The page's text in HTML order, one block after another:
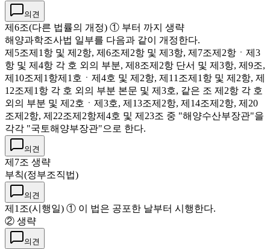
의견
제6조(다른 법률의 개정) ① 부터 까지 생략
해양과학조사법 일부를 다음과 같이 개정한다.
제5조제1항 및 제2항, 제6조제2항 및 제3항, 제7조제2항ㆍ제3
항 및 제4항 각 호 외의 부분, 제8조제2항 단서 및 제3항, 제9조,
제10조제1항제1호ㆍ제4호 및 제2항, 제11조제1항 및 제2항, 제
12조제1항 각 호 외의 부분 본문 및 제3호, 같은 조 제2항 각 호
외의 부분 및 제2호ㆍ제3호, 제13조제2항, 제14조제2항, 제20
조제2항, 제22조제2항제4호 및 제23조 중 "해양수산부장관"을
각각 "국토해양부장관"으로 한다.
의견
제7조 생략
부칙(정부조직법)
의견
제1조(시행일) ① 이 법은 공포한 날부터 시행한다.
② 생략
의견